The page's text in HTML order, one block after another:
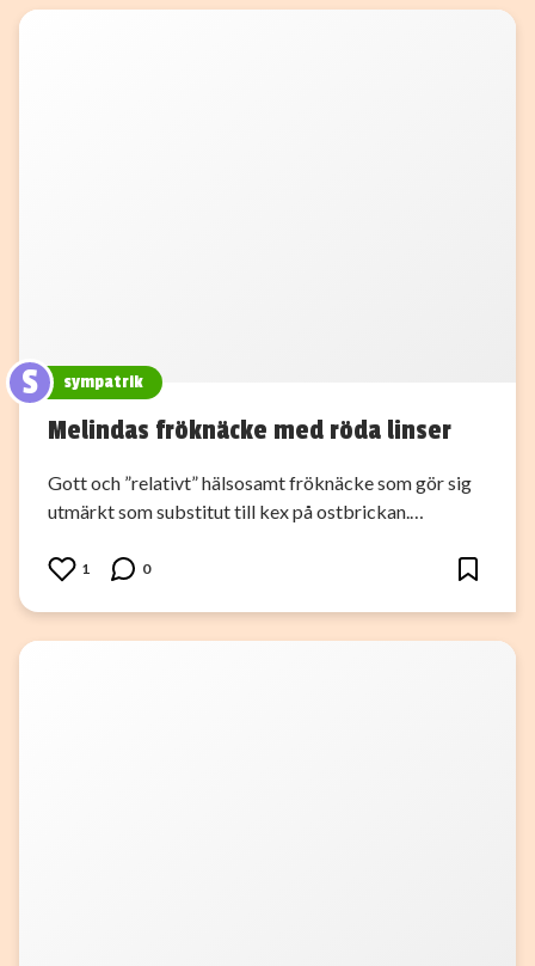
S sympatrik
Melindas fröknäcke med röda linser
Gott och ”relativt” hälsosamt fröknäcke som gör sig
utmärkt som substitut till kex på ostbrickan.…
1 0